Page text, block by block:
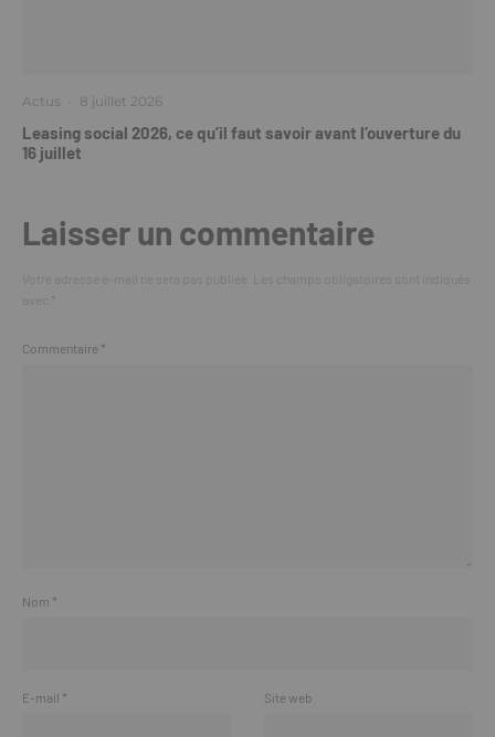
Actus · 8 juillet 2026
Leasing social 2026, ce qu’il faut savoir avant l’ouverture du
16 juillet
Laisser un commentaire
Commentaire *
Nom *
E-mail * Site web